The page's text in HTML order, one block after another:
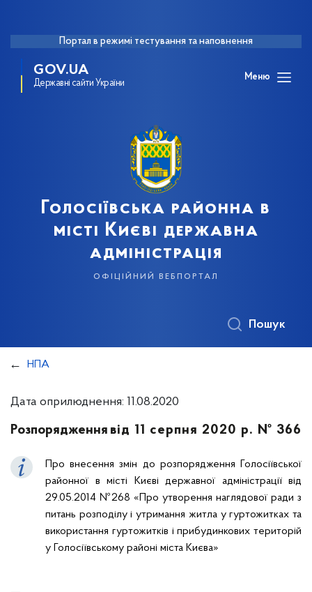
Портал в режимі тестування та наповнення
GOV.UA
Державні сайти України
Меню
Голосіївська районна в
місті Києві державна
адміністрація
офіційний вебпортал
Пошук
НПА
Дата оприлюднення: 11.08.2020
Розпорядження від 11 серпня 2020 р. № 366
Про внесення змін до розпорядження Голосіївської
районної в місті Києві державної адміністрації від
29.05.2014 №268 «Про утворення наглядової ради з
питань розподілу і утримання житла у гуртожитках та
використання гуртожитків і прибудинкових територій
у Голосіївському районі міста Києва»